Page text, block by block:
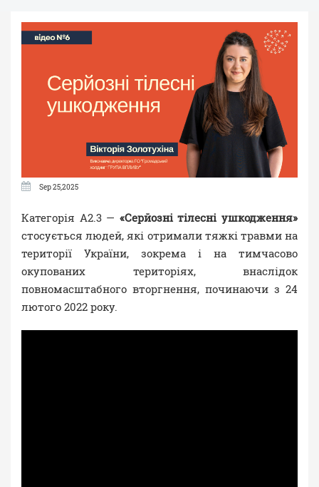
Sep 25,2025
Категорія A2.3 — «Серйозні тілесні ушкодження»
стосується людей, які отримали тяжкі травми на
території України, зокрема і на тимчасово
окупованих територіях, внаслідок
повномасштабного вторгнення, починаючи з 24
лютого 2022 року.